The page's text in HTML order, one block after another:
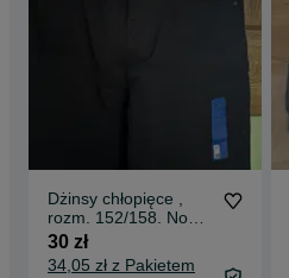
Dżinsy chłopięce ,
rozm. 152/158. Nowe
z metką Primark
30 zł
34,05 zł z Pakietem